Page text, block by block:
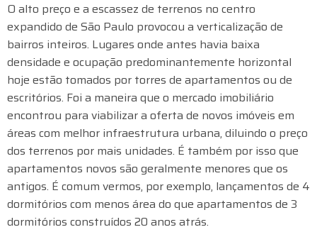
O alto preço e a escassez de terrenos no centro
expandido de São Paulo provocou a verticalização de
bairros inteiros. Lugares onde antes havia baixa
densidade e ocupação predominantemente horizontal
hoje estão tomados por torres de apartamentos ou de
escritórios. Foi a maneira que o mercado imobiliário
encontrou para viabilizar a oferta de novos imóveis em
áreas com melhor infraestrutura urbana, diluindo o preço
dos terrenos por mais unidades. É também por isso que
apartamentos novos são geralmente menores que os
antigos. É comum vermos, por exemplo, lançamentos de 4
dormitórios com menos área do que apartamentos de 3
dormitórios construídos 20 anos atrás.